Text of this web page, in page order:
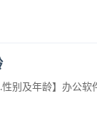
别及年龄】办公